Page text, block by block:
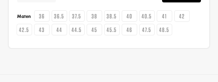
Maten 36 36.5 37.5 38 38.5 40 40.5 41
42
42.5
43 44 44.5 45 45.5 46 47.5 48.5